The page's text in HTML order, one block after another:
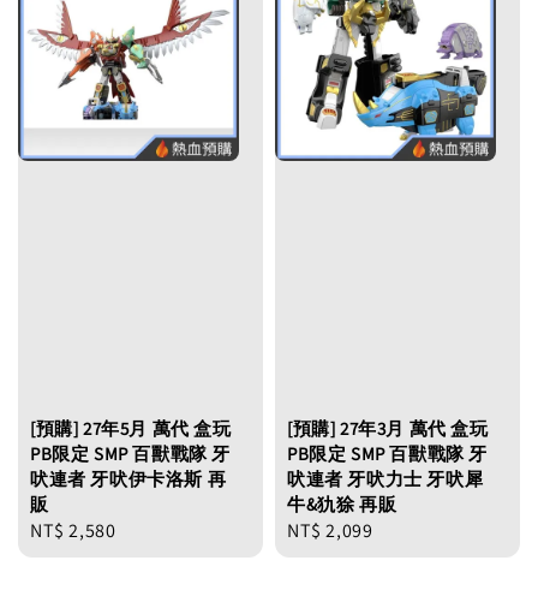
[預購] 27年5月 萬代 盒玩
PB限定 SMP 百獸戰隊 牙
吠連者 牙吠伊卡洛斯 再
販
Regular
NT$ 2,580
[預購] 27年3月 萬代 盒玩
PB限定 SMP 百獸戰隊 牙
吠連者 牙吠力士 牙吠犀
牛&犰狳 再販
Regular
NT$ 2,099